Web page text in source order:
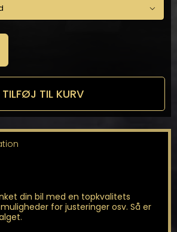

TILFØJ TIL KURV
din bil med en topkvalitets
for justeringer osv. Så er